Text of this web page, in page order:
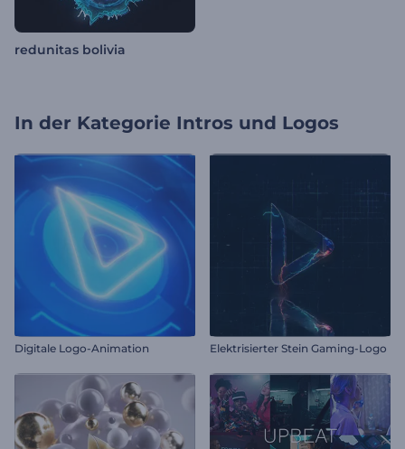
redunitas bolivia
In der Kategorie Intros und Logos
Digitale Logo-Animation Elektrisierter Stein Gaming-Logo